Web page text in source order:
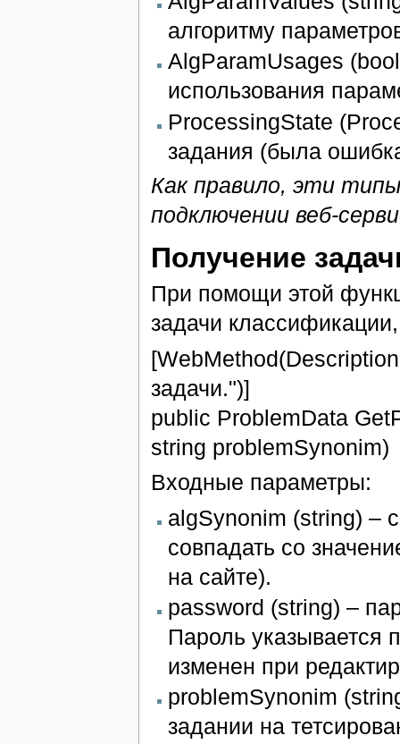
алгоритму
AlgParamUsages
использования
ProcessingState
задания (была
Как правило, эти
подключении веб-
Получение
При помощи этой
задачи
задачи.")]
public ProblemData
string problemSynonim)
Входные параметры:
algSynonim (string) –
совпадать со
на сайте).
password (string) –
Пароль указывается
изменен при
problemSynonim
задании на